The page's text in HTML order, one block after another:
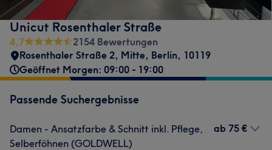
Unicut Rosenthaler Straße
4,7
2154 Bewertungen
Rosenthaler Straße 2, Mitte, Berlin, 10119
Geöffnet Morgen: 09:00 - 19:00
Passende Suchergebnisse
Damen - Ansatzfarbe & Schnitt inkl. Pflege,
Selberföhnen (GOLDWELL)
ab 75 €